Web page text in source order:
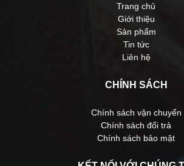
Trang chủ
Giới thiệu
Sản phẩm
Tin tức
Liên hệ
CHÍNH SÁCH
Chính sách vận chuyển
Chính sách đổi trả
Chính sách bảo mật